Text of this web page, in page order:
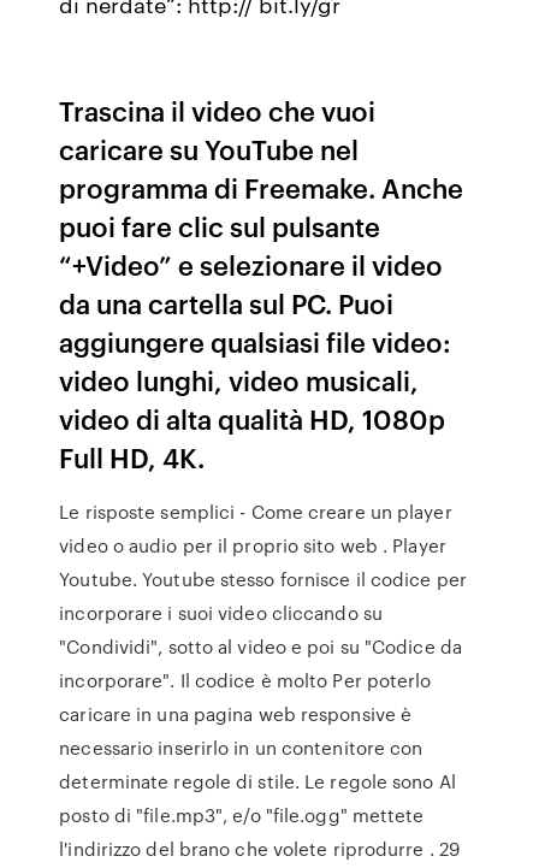
Trascina il video che vuoi
caricare su YouTube nel
programma di Freemake. Anche
puoi fare clic sul pulsante
“+Video” e selezionare il video
da una cartella sul PC. Puoi
aggiungere qualsiasi file video:
video lunghi, video musicali,
video di alta qualità HD, 1080p
Full HD, 4K.
Le risposte semplici - Come creare un player
video o audio per il proprio sito web . Player
Youtube. Youtube stesso fornisce il codice per
incorporare i suoi video cliccando su
"Condividi", sotto al video e poi su "Codice da
incorporare". Il codice è molto Per poterlo
caricare in una pagina web responsive è
necessario inserirlo in un contenitore con
determinate regole di stile. Le regole sono Al
posto di "file.mp3", e/o "file.ogg" mettete
l'indirizzo del brano che volete riprodurre . 29